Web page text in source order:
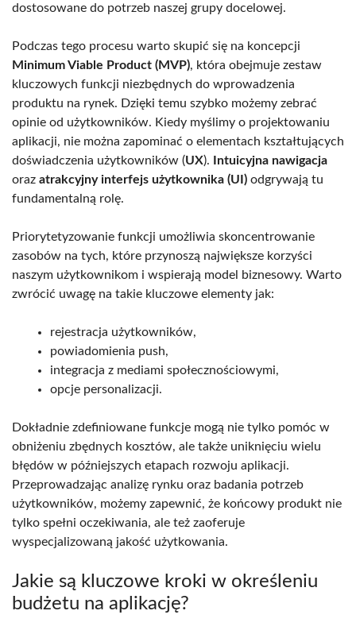
dostosowane do potrzeb naszej grupy docelowej.
Podczas tego procesu warto skupić się na koncepcji
Minimum Viable Product (MVP), która obejmuje zestaw
kluczowych funkcji niezbędnych do wprowadzenia
produktu na rynek. Dzięki temu szybko możemy zebrać
opinie od użytkowników. Kiedy myślimy o projektowaniu
aplikacji, nie można zapominać o elementach kształtujących
doświadczenia użytkowników (UX).
Intuicyjna nawigacja
oraz atrakcyjny interfejs użytkownika (UI) odgrywają tu
fundamentalną rolę.
Priorytetyzowanie funkcji umożliwia skoncentrowanie
zasobów na tych, które przynoszą największe korzyści
naszym użytkownikom i wspierają model biznesowy. Warto
zwrócić uwagę na takie kluczowe elementy jak:
rejestracja użytkowników,
powiadomienia push,
integracja z mediami społecznościowymi,
opcje personalizacji.
Dokładnie zdefiniowane funkcje mogą nie tylko pomóc w
obniżeniu zbędnych kosztów, ale także uniknięciu wielu
błędów w późniejszych etapach rozwoju aplikacji.
Przeprowadzając analizę rynku oraz badania potrzeb
użytkowników, możemy zapewnić, że końcowy produkt nie
tylko spełni oczekiwania, ale też zaoferuje
wyspecjalizowaną jakość użytkowania.
Jakie są kluczowe kroki w określeniu
budżetu na aplikację?